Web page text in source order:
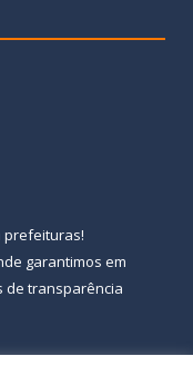
prefeituras!
garantimos em
de transparência